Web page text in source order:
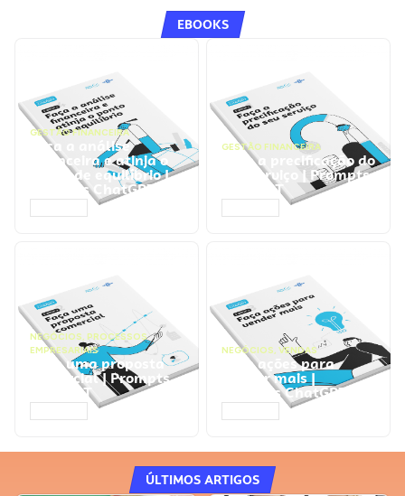
EBOOKS
GESTÃO FINANCEIRA
Faça a análise
financeira e atinja o
ponto de equilíbrio |
Prompts ChatGPT
GESTÃO FINANCEIRA
Faça a precificação do
seu serviço | Prompts
ChatGPT
NEGÓCIOS, PROCESSOS
EMPRESARIAIS
Faça uma proposta
comercial | Prompts
ChatGPT
NEGÓCIOS, VENDAS
Faça ações para
vender mais |
Prompts ChatGPT
ÚLTIMOS ARTIGOS